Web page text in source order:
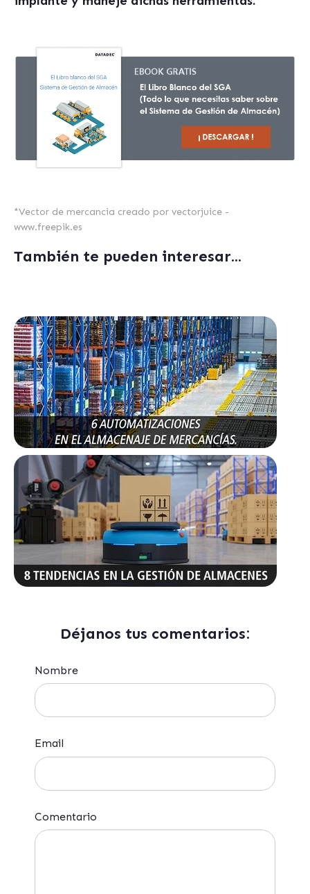
*Vector de mercancia creado por vectorjuice -
www.freepik.es
También te pueden interesar...
Déjanos tus comentarios:
Nombre
Email
Comentario